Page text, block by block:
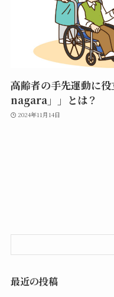
高齢者の手先運動に
nagara」」とは？
2024年11月14日
最近の投稿